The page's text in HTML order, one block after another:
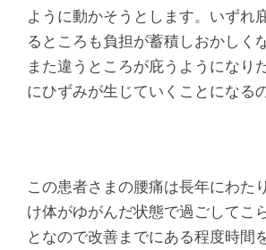
ように動かそうとします。いずれ
るところも負担が蓄積しおかしく
また違うところが庇うようになり
にひずみが生じていくことになる
この患者さまの腰痛は長年にわた
け体がゆがんだ状態で過ごしてこ
となので改善までにある程度時間